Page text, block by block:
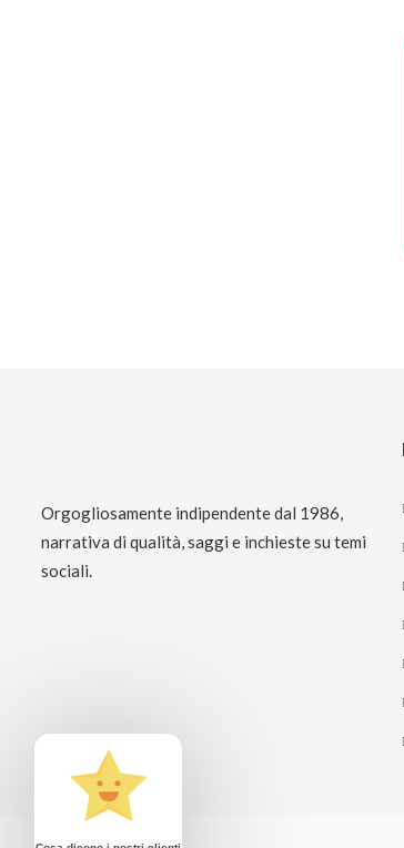
Orgogliosamente indipendente dal 1986,
narrativa di qualità, saggi e inchieste su temi
sociali.